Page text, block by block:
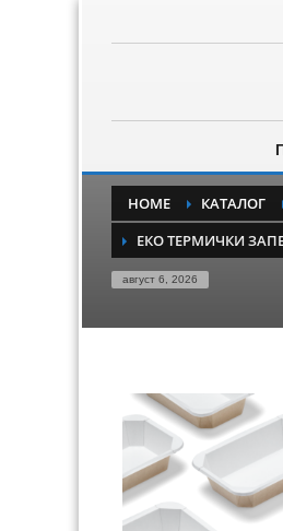
HOME КАТАЛОГ
ЕКО ТЕРМИЧКИ
август 6, 2026